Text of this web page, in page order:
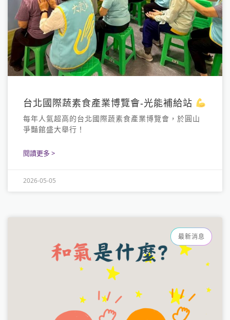
台北國際蔬素食產業博覽會-光能補給站
每年人氣超高的台北國際蔬素食產業博覽會，於圓山
爭豔館盛大舉行！
閱讀更多 >
2026-05-05
最新消息